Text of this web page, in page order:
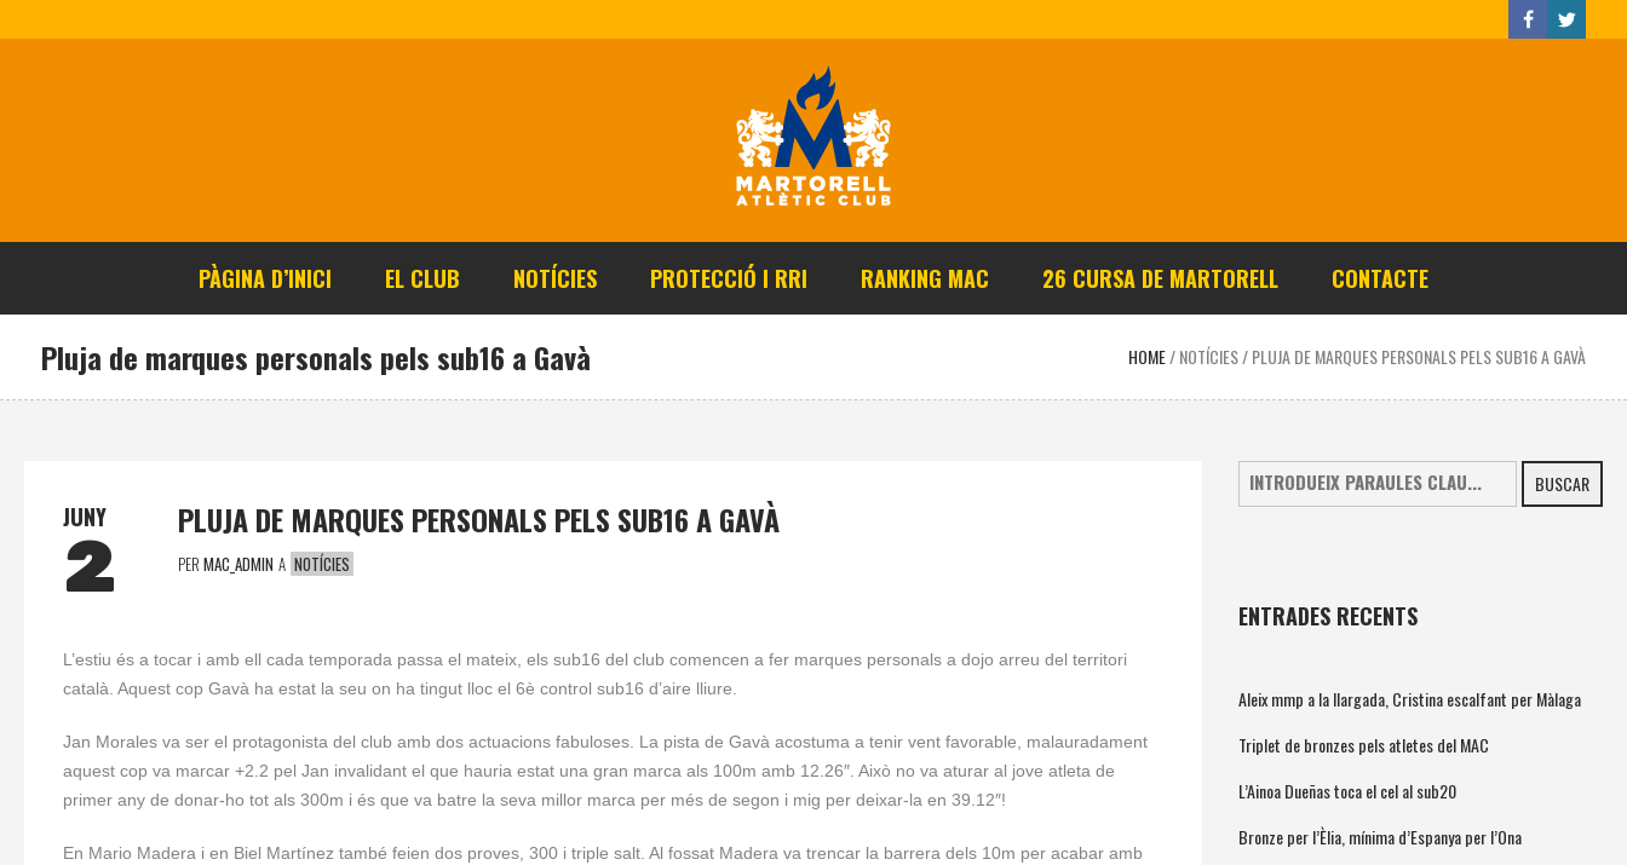
PÀGINA D’INICI EL CLUB NOTÍCIES PROTECCIÓ I RRI RANKING MAC 26 CURSA DE MARTORELL CONTACTE
Pluja de marques personals pels sub16 a Gavà HOME/NOTÍCIES/PLUJA DE MARQUES PERSONALS PELS SUB16 A GAVÀ
JUNY
2
PLUJA DE MARQUES PERSONALS PELS SUB16 A GAVÀ
PER MAC_ADMIN A NOTÍCIES
L’estiu és a tocar i amb ell cada temporada passa el mateix, els sub16 del club comencen a fer marques personals a dojo arreu del territori
català. Aquest cop Gavà ha estat la seu on ha tingut lloc el 6è control sub16 d’aire lliure.
Jan Morales va ser el protagonista del club amb dos actuacions fabuloses. La pista de Gavà acostuma a tenir vent favorable, malauradament
aquest cop va marcar +2.2 pel Jan invalidant el que hauria estat una gran marca als 100m amb 12.26″. Això no va aturar al jove atleta de
primer any de donar-ho tot als 300m i és que va batre la seva millor marca per més de segon i mig per deixar-la en 39.12″!
En Mario Madera i en Biel Martínez també feien dos proves, 300 i triple salt. Al fossat Madera va trencar la barrera dels 10m per acabar amb
BUSCAR
ENTRADES RECENTS
Aleix mmp a la llargada, Cristina escalfant per Màlaga
Triplet de bronzes pels atletes del MAC
L’Ainoa Dueñas toca el cel al sub20
Bronze per l’Èlia, mínima d’Espanya per l’Ona